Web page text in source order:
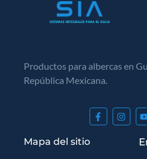
Productos para albercas en
República Mexicana.
Mapa del sitio